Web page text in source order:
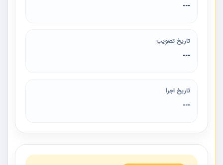
---
تاریخ تصویب
---
تاریخ اجرا
---